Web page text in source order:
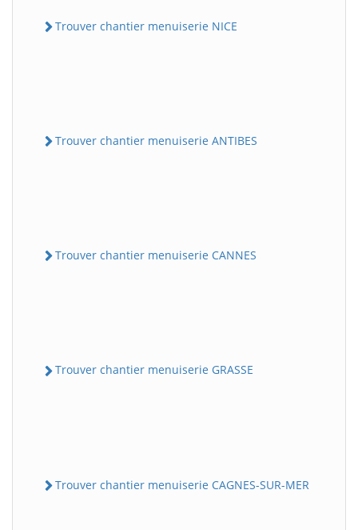
Trouver chantier menuiserie NICE
Trouver chantier menuiserie ANTIBES
Trouver chantier menuiserie CANNES
Trouver chantier menuiserie GRASSE
Trouver chantier menuiserie CAGNES-SUR-MER